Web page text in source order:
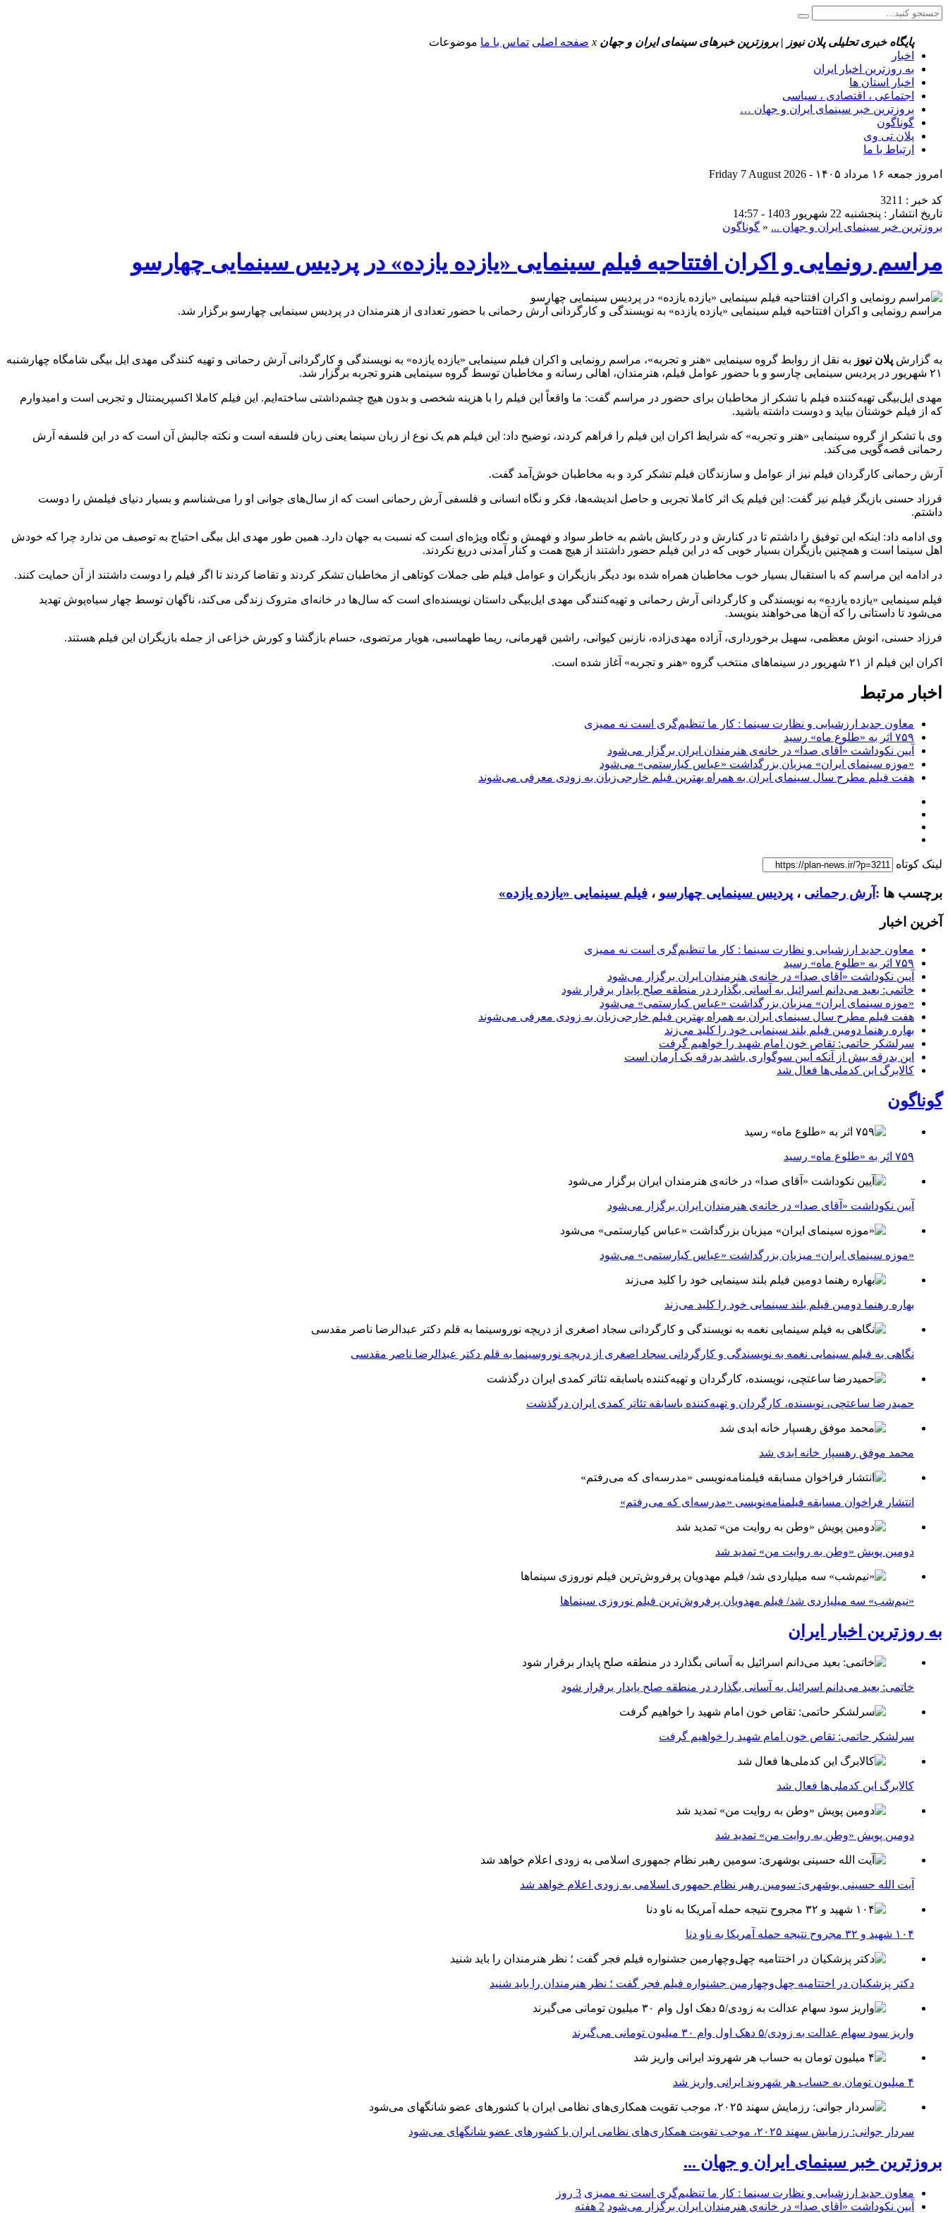
پایگاه خبری تحلیلی پلان نیوز | بروزترین خبرهای سینمای ایران و جهان x صفحه اصلی تماس با ما موضوعات
اخبار
به روزترین اخبار ایران
اخبار استان ها
اجتماعی ، اقتصادی ، سیاسی
بروزترین خبر سینمای ایران و جهان …
گوناگون
پلان تی وی
ارتباط با ما
امروز جمعه ۱۶ مرداد ۱۴۰۵ - Friday 7 August 2026
کد خبر : 3211
تاریخ انتشار : پنجشنبه 22 شهریور 1403 - 14:57
بروزترین خبر سینمای ایران و جهان ... « گوناگون
مراسم رونمایی و اکران افتتاحیه فیلم سینمایی «یازده یازده» در پردیس سینمایی چهارسو
مراسم رونمایی و اکران افتتاحیه فیلم سینمایی «یازده یازده» به نویسندگی و کارگردانی آرش رحمانی با حضور تعدادی از هنرمندان در پردیس سینمایی چهارسو برگزار شد.
به گزارش پلان نیوز به نقل از روابط گروه سینمایی «هنر و تجربه»، مراسم رونمایی و اکران فیلم سینمایی «یازده یازده» به نویسندگی و کارگردانی آرش رحمانی و تهیه کنندگی مهدی ایل بیگی شامگاه چهارشنبه
۲۱ شهریور در پردیس سینمایی چارسو و با حضور عوامل فیلم، هنرمندان، اهالی رسانه و مخاطبان توسط گروه سینمایی هنرو تجربه برگزار شد.
مهدی ایل‌بیگی تهیه‌کننده فیلم با تشکر از مخاطبان برای حضور در مراسم گفت: ما واقعاً این فیلم را با هزینه شخصی و بدون هیچ چشم‌داشتی ساخته‌ایم. این فیلم کاملا اکسپریمنتال و تجربی است و امیدوارم
که از فیلم خوشتان بیاید و دوست داشته باشید.
وی با تشکر از گروه سینمایی «هنر و تجربه» که شرایط اکران این فیلم را فراهم کردند، توضیح داد: این فیلم هم یک نوع از زبان سینما یعنی زبان فلسفه است و نکته جالبش آن است که در این فلسفه آرش
رحمانی قصه‌گویی می‌کند.
آرش رحمانی کارگردان فیلم نیز از عوامل و سازندگان فیلم تشکر کرد و به مخاطبان خوش‌آمد گفت.
فرزاد حسنی بازیگر فیلم نیز گفت: این فیلم یک اثر کاملا تجربی و حاصل اندیشه‌ها، فکر و نگاه انسانی و فلسفی آرش رحمانی است که از سال‌های جوانی او را می‌شناسم و بسیار دنیای فیلمش را دوست
داشتم.
وی ادامه داد: اینکه این توفیق را داشتم تا در کنارش و در رکابش باشم به خاطر سواد و فهمش و نگاه ویژه‌ای است که نسبت به جهان دارد. همین طور مهدی ایل بیگی احتیاج به توصیف من ندارد چرا که خودش
اهل سینما است و همچنین بازیگران بسیار خوبی که در این فیلم حضور داشتند از هیچ همت و کنار آمدنی دریغ نکردند.
در ادامه این مراسم که با استقبال بسیار خوب مخاطبان همراه شده بود دیگر بازیگران و عوامل فیلم طی جملات کوتاهی از مخاطبان تشکر کردند و تقاضا کردند تا اگر فیلم را دوست داشتند از آن حمایت کنند.
فیلم سینمایی «یازده یازده» به نویسندگی و کارگردانی آرش رحمانی و تهیه‌کنندگی مهدی ایل‌بیگی داستان نویسنده‌ای است که سال‌ها در خانه‌ای متروک زندگی می‌کند، ناگهان توسط چهار سیاه‌پوش تهدید
می‌شود تا داستانی را که آن‌ها می‌خواهند بنویسد.
فرزاد حسنی، انوش معظمی، سهیل برخورداری، آزاده مهدی‌زاده، نازنین کیوانی، راشین قهرمانی، ریما طهماسبی، هویار مرتضوی، حسام بازگشا و کورش خزاعی از جمله بازیگران این فیلم هستند.
اکران این فیلم از ۲۱ شهریور در سینماهای منتخب گروه «هنر و تجربه» آغاز شده است.
اخبار مرتبط
معاون جدید ارزشیابی و نظارت سینما : کار ما تنظیم‌گری است نه ممیزی
۷۵۹ اثر به «طلوع ماه» رسید
آیین نکوداشت «آقای صدا» در خانه‌ی هنرمندان ایران برگزار می‌شود
«موزه سینمای ایران» میزبان بزرگداشت «عباس کیارستمی» می‌شود
هفت فیلم مطرح سال سینمای ایران به همراه بهترین فیلم خارجی‌زبان به زودی معرفی می‌شوند
لینک کوتاه
برچسب ها : آرش رحمانی ، پردیس سینمایی چهارسو ، فیلم سینمایی «یازده یازده»
آخرین اخبار
معاون جدید ارزشیابی و نظارت سینما : کار ما تنظیم‌گری است نه ممیزی
۷۵۹ اثر به «طلوع ماه» رسید
آیین نکوداشت «آقای صدا» در خانه‌ی هنرمندان ایران برگزار می‌شود
خاتمی: بعید می‌دانم اسرائیل به آسانی بگذارد در منطقه صلح پایدار برقرار شود
«موزه سینمای ایران» میزبان بزرگداشت «عباس کیارستمی» می‌شود
هفت فیلم مطرح سال سینمای ایران به همراه بهترین فیلم خارجی‌زبان به زودی معرفی می‌شوند
بهاره رهنما دومین فیلم بلند سینمایی خود را کلید می‌زند
سرلشکر حاتمی: تقاص خون امام شهید را خواهیم گرفت
این بدرقه بیش از آنکه آیین سوگواری باشد بدرقه یک آرمان است
کالابرگ این کدملی‌ها فعال شد
گوناگون
۷۵۹ اثر به «طلوع ماه» رسید
آیین نکوداشت «آقای صدا» در خانه‌ی هنرمندان ایران برگزار می‌شود
«موزه سینمای ایران» میزبان بزرگداشت «عباس کیارستمی» می‌شود
بهاره رهنما دومین فیلم بلند سینمایی خود را کلید می‌زند
نگاهی به فیلم سینمایی نغمه به نویسندگی و کارگردانی سجاد اصغری از دریچه نوروسینما به قلم دکتر عبدالرضا ناصر مقدسی
حمیدرضا ساعتچی، نویسنده، کارگردان و تهیه‌کننده باسابقه تئاتر کمدی ایران درگذشت
محمد موفق رهسپار خانه ابدی شد
انتشار فراخوان مسابقه فیلمنامه‌نویسی «مدرسه‌ای که می‌رفتم»
دومین پویش «وطن به روایت من» تمدید شد
«نیم‌شب» سه میلیاردی شد/ فیلم مهدویان پرفروش‌ترین فیلم نوروزی سینماها
به روزترین اخبار ایران
خاتمی: بعید می‌دانم اسرائیل به آسانی بگذارد در منطقه صلح پایدار برقرار شود
سرلشکر حاتمی: تقاص خون امام شهید را خواهیم گرفت
کالابرگ این کدملی‌ها فعال شد
دومین پویش «وطن به روایت من» تمدید شد
آیت الله حسینی بوشهری: سومین رهبر نظام جمهوری اسلامی به زودی اعلام خواهد شد
۱۰۴ شهید و ۳۲ مجروح نتیجه حمله آمریکا به ناو دنا
دکتر پزشکیان در اختتامیه چهل‌وچهارمین جشنواره فیلم فجر گفت ؛ نظر هنرمندان را باید شنید
واریز سود سهام عدالت به زودی/۵ دهک اول وام ۳۰ میلیون تومانی می‌گیرند
۴ میلیون تومان به حساب هر شهروند ایرانی واریز شد
سردار جوانی: رزمایش سهند ۲۰۲۵، موجب تقویت همکاری‌های نظامی ایران با کشور‌های عضو شانگهای می‌شود
بروزترین خبر سینمای ایران و جهان ...
معاون جدید ارزشیابی و نظارت سینما : کار ما تنظیم‌گری است نه ممیزی 3 روز
آیین نکوداشت «آقای صدا» در خانه‌ی هنرمندان ایران برگزار می‌شود 2 هفته